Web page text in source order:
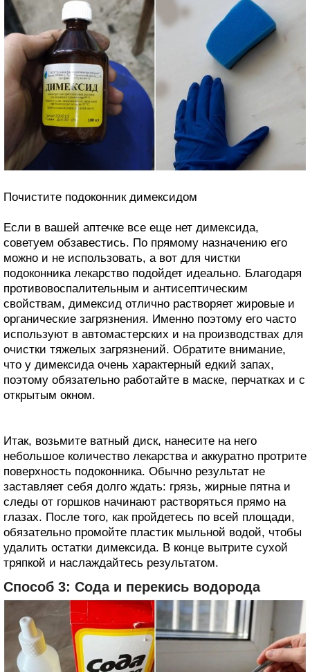
Почистите подоконник димексидом
Если в вашей аптечке все еще нет димексида,
советуем обзавестись. По прямому назначению его
можно и не использовать, а вот для чистки
подоконника лекарство подойдет идеально. Благодаря
противовоспалительным и антисептическим
свойствам, димексид отлично растворяет жировые и
органические загрязнения. Именно поэтому его часто
используют в автомастерских и на производствах для
очистки тяжелых загрязнений. Обратите внимание,
что у димексида очень характерный едкий запах,
поэтому обязательно работайте в маске, перчатках и с
открытым окном.
Итак, возьмите ватный диск, нанесите на него
небольшое количество лекарства и аккуратно протрите
поверхность подоконника. Обычно результат не
заставляет себя долго ждать: грязь, жирные пятна и
следы от горшков начинают растворяться прямо на
глазах. После того, как пройдетесь по всей площади,
обязательно промойте пластик мыльной водой, чтобы
удалить остатки димексида. В конце вытрите сухой
тряпкой и наслаждайтесь результатом.
Способ 3: Сода и перекись водорода